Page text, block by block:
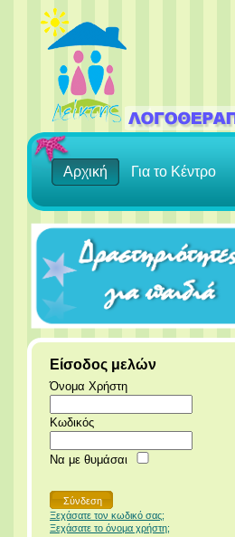
Αρχική Για το Κέντρο
Είσοδος μελών
Όνομα Χρήστη
Κωδικός
Να με θυμάσαι
Ξεχάσατε τον κωδικό σας;
Ξεχάσατε το όνομα χρήστη;